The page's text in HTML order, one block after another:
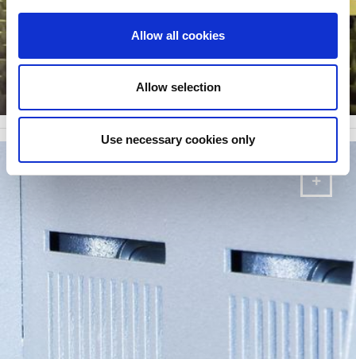
Allow all cookies
Allow selection
Use necessary cookies only
SIEHE VERFÜGBARE BROSCHÜREN